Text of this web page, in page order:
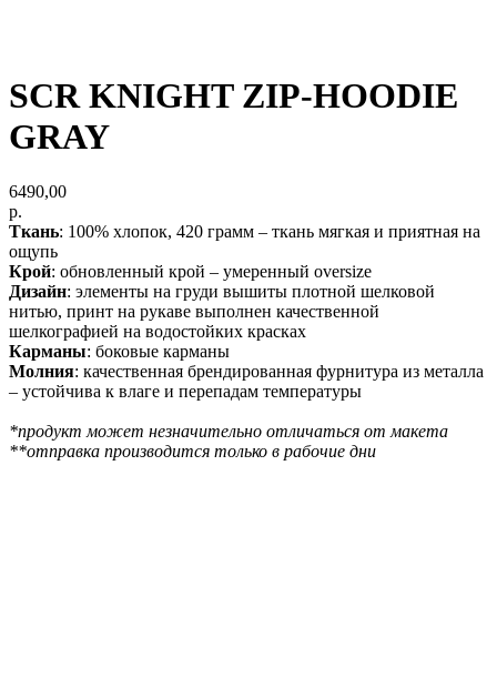
SCR KNIGHT ZIP-HOODIE
GRAY
6490,00
р.
Ткань: 100% хлопок, 420 грамм – ткань мягкая и приятная на
ощупь
Крой: обновленный крой – умеренный oversize
Дизайн: элементы на груди вышиты плотной шелковой
нитью, принт на рукаве выполнен качественной
шелкографией на водостойких красках
Карманы: боковые карманы
Молния: качественная брендированная фурнитура из металла
– устойчива к влаге и перепадам температуры
*продукт может незначительно отличаться от макета
**отправка производится только в рабочие дни